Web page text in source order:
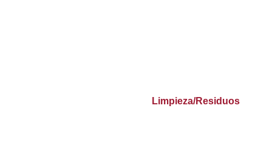
Limpieza/Residuos